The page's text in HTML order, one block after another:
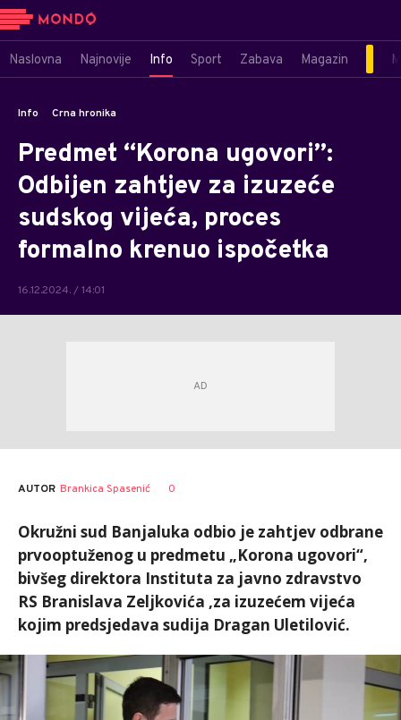
Naslovna Najnovije Info Sport Zabava Magazin
Info Crna hronika
Predmet “Korona ugovori”:
Odbijen zahtjev za izuzeće
sudskog vijeća, proces
formalno krenuo ispočetka
16.12.2024. / 14:01
AUTOR Brankica Spasenić 0
Okružni sud Banjaluka odbio je zahtjev odbrane
prvooptuženog u predmetu „Korona ugovori“,
bivšeg direktora Instituta za javno zdravstvo
RS Branislava Zeljkovića ,za izuzećem vijeća
kojim predsjedava sudija Dragan Uletilović.